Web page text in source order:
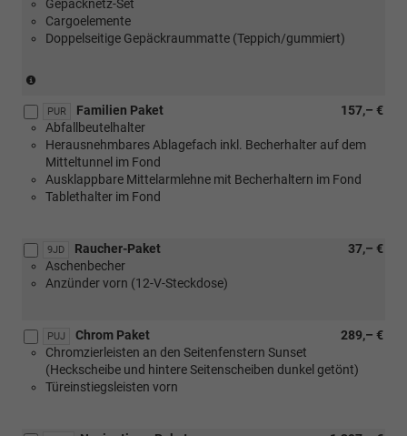
Gepäcknetz-Set
Cargoelemente
Doppelseitige Gepäckraummatte (Teppich/gummiert)
Verbindung
mit
[3GD]
Variabler
Ladeboden
im
PUR 157,– €
Familien Paket
Abfallbeutelhalter
Herausnehmbares Ablagefach inkl. Becherhalter auf dem
Mitteltunnel im Fond
Ausklappbare Mittelarmlehne mit Becherhaltern im Fond
Tablethalter im Fond
9JD 37,– €
Raucher-Paket
Aschenbecher
Anzünder vorn (12-V-Steckdose)
PUJ 289,– €
Chrom Paket
Chromzierleisten an den Seitenfenstern Sunset
(Heckscheibe und hintere Seitenscheiben dunkel getönt)
Türeinstiegsleisten vorn